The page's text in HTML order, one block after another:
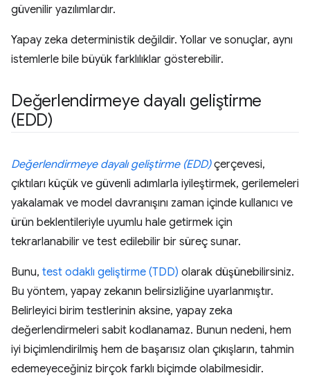
güvenilir yazılımlardır.
Yapay zeka deterministik değildir. Yollar ve sonuçlar, aynı
istemlerle bile büyük farklılıklar gösterebilir.
Değerlendirmeye dayalı geliştirme
(EDD)
Değerlendirmeye dayalı geliştirme (EDD)çerçevesi,
çıktıları küçük ve güvenli adımlarla iyileştirmek, gerilemeleri
yakalamak ve model davranışını zaman içinde kullanıcı ve
ürün beklentileriyle uyumlu hale getirmek için
tekrarlanabilir ve test edilebilir bir süreç sunar.
Bunu, test odaklı geliştirme (TDD) olarak düşünebilirsiniz.
Bu yöntem, yapay zekanın belirsizliğine uyarlanmıştır.
Belirleyici birim testlerinin aksine, yapay zeka
değerlendirmeleri sabit kodlanamaz. Bunun nedeni, hem
iyi biçimlendirilmiş hem de başarısız olan çıkışların, tahmin
edemeyeceğiniz birçok farklı biçimde olabilmesidir.